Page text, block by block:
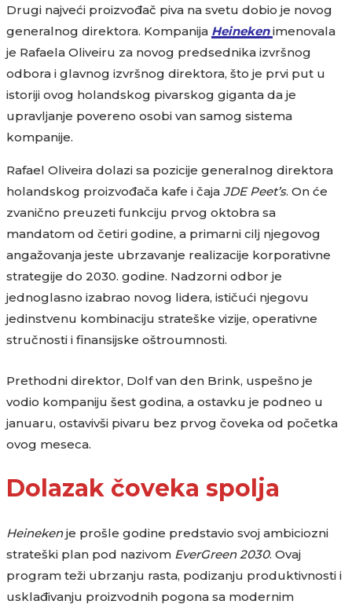
Drugi najveći proizvođač piva na svetu dobio je novog
generalnog direktora. Kompanija Heineken imenovala
je Rafaela Oliveiru za novog predsednika izvršnog
odbora i glavnog izvršnog direktora, što je prvi put u
istoriji ovog holandskog pivarskog giganta da je
upravljanje povereno osobi van samog sistema
kompanije.
Rafael Oliveira dolazi sa pozicije generalnog direktora
holandskog proizvođača kafe i čaja JDE Peet’s. On će
zvanično preuzeti funkciju prvog oktobra sa
mandatom od četiri godine, a primarni cilj njegovog
angažovanja jeste ubrzavanje realizacije korporativne
strategije do 2030. godine. Nadzorni odbor je
jednoglasno izabrao novog lidera, ističući njegovu
jedinstvenu kombinaciju strateške vizije, operativne
stručnosti i finansijske oštroumnosti.
Prethodni direktor, Dolf van den Brink, uspešno je
vodio kompaniju šest godina, a ostavku je podneo u
januaru, ostavivši pivaru bez prvog čoveka od početka
ovog meseca.
Dolazak čoveka spolja
Heinekenje prošle godine predstavio svoj ambiciozni
strateški plan pod nazivom EverGreen 2030. Ovaj
program teži ubrzanju rasta, podizanju produktivnosti i
usklađivanju proizvodnih pogona sa modernim